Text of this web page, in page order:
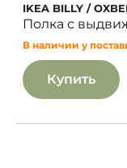
IKEA BILLY /
Полка с
В наличии у
Купить